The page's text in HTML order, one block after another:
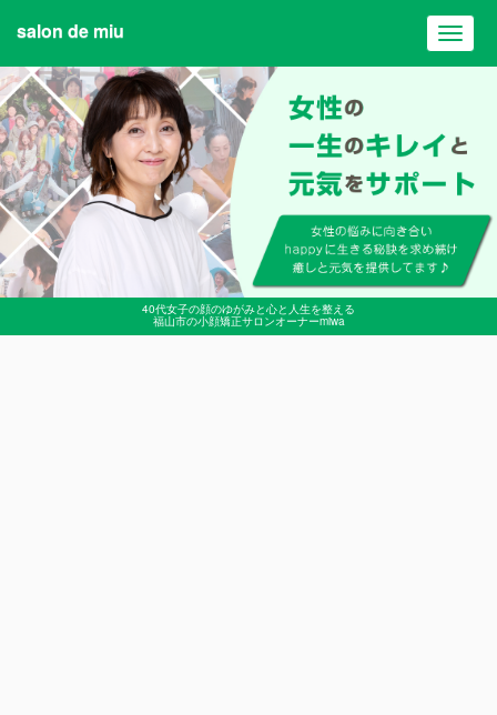
40代女子の顔のゆがみと心と人生を整える
福山市の小顔矯正サロンオーナーmiwa
salon de miu